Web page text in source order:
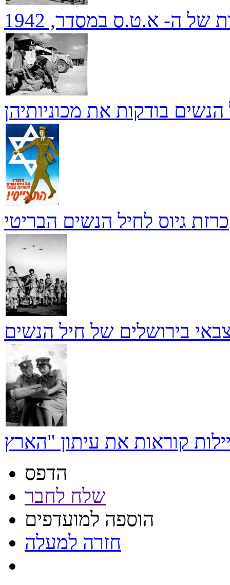
של ה- א.ט.ס במסדר, 1942
הנשים בודקות את מכוניותיהן
כרזת גיוס לחיל הנשים הבריטי
בירושלים של חיל הנשים
הדפס
שלח לחבר
הוספה למועדפים
חזרה למעלה